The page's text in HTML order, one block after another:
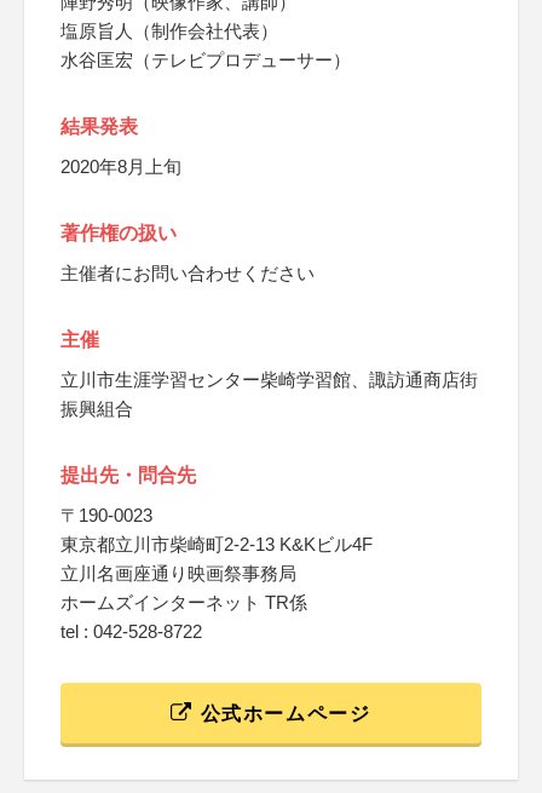
塩原旨人（制作会社代表）
水谷匡宏（テレビプロデューサー）
結果発表
2020年8月上旬
著作権の扱い
主催者にお問い合わせください
主催
立川市生涯学習センター柴崎学習館、諏訪通商店街
振興組合
提出先・問合先
〒190-0023
東京都立川市柴崎町2-2-13 K&Kビル4F
立川名画座通り映画祭事務局
ホームズインターネット TR係
tel : 042-528-8722
公式ホームページ